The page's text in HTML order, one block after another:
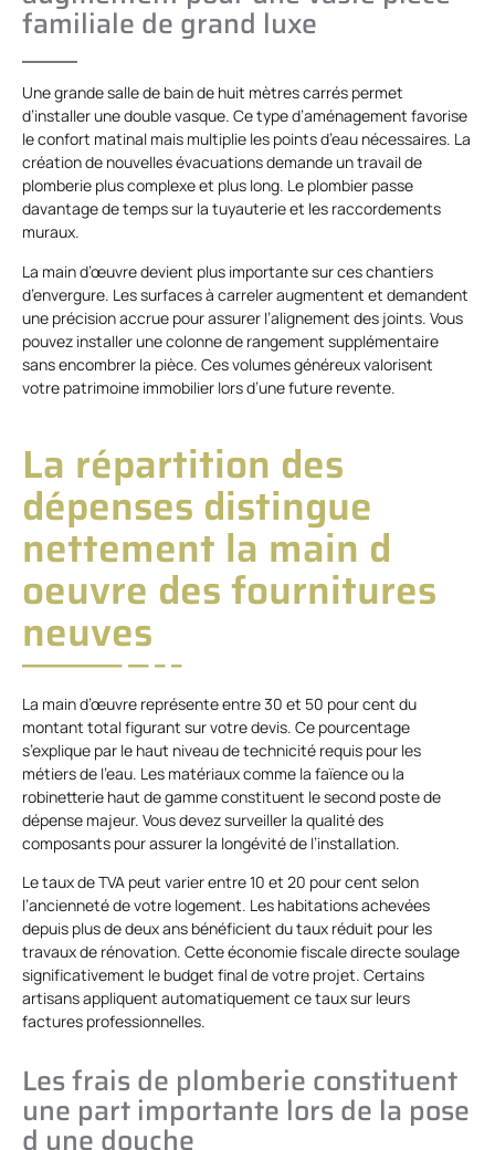
familiale de grand luxe
Une grande salle de bain de huit mètres carrés permet
d’installer une double vasque. Ce type d’aménagement favorise
le confort matinal mais multiplie les points d’eau nécessaires. La
création de nouvelles évacuations demande un travail de
plomberie plus complexe et plus long. Le plombier passe
davantage de temps sur la tuyauterie et les raccordements
muraux.
La main d’œuvre devient plus importante sur ces chantiers
d’envergure. Les surfaces à carreler augmentent et demandent
une précision accrue pour assurer l’alignement des joints. Vous
pouvez installer une colonne de rangement supplémentaire
sans encombrer la pièce. Ces volumes généreux valorisent
votre patrimoine immobilier lors d’une future revente.
La répartition des
dépenses distingue
nettement la main d
oeuvre des fournitures
neuves
La main d’œuvre représente entre 30 et 50 pour cent du
montant total figurant sur votre devis. Ce pourcentage
s’explique par le haut niveau de technicité requis pour les
métiers de l’eau. Les matériaux comme la faïence ou la
robinetterie haut de gamme constituent le second poste de
dépense majeur. Vous devez surveiller la qualité des
composants pour assurer la longévité de l’installation.
Le taux de TVA peut varier entre 10 et 20 pour cent selon
l’ancienneté de votre logement. Les habitations achevées
depuis plus de deux ans bénéficient du taux réduit pour les
travaux de rénovation. Cette économie fiscale directe soulage
significativement le budget final de votre projet. Certains
artisans appliquent automatiquement ce taux sur leurs
factures professionnelles.
Les frais de plomberie constituent
une part importante lors de la pose
d une douche